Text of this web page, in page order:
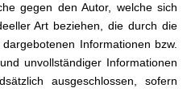
gegen den Autor, welche sich
Art beziehen, die durch die
Informationen bzw.
unvollständiger Informationen
ausgeschlossen, sofern